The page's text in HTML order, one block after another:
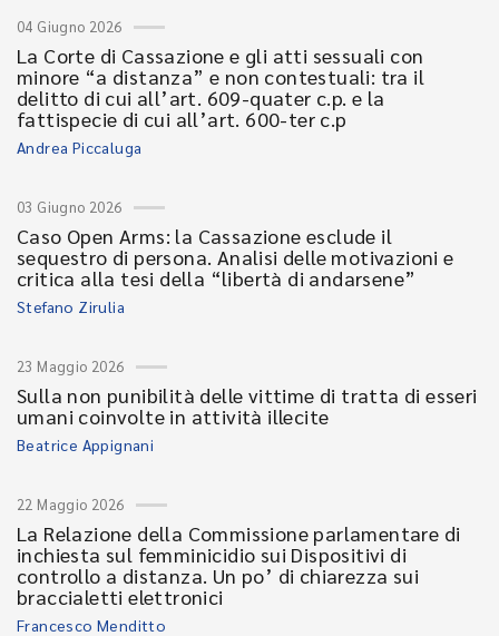
04 Giugno 2026
La Corte di Cassazione e gli atti sessuali con
minore “a distanza” e non contestuali: tra il
delitto di cui all’art. 609-quater c.p. e la
fattispecie di cui all’art. 600-ter c.p
Andrea Piccaluga
03 Giugno 2026
Caso Open Arms: la Cassazione esclude il
sequestro di persona. Analisi delle motivazioni e
critica alla tesi della “libertà di andarsene”
Stefano Zirulia
23 Maggio 2026
Sulla non punibilità delle vittime di tratta di esseri
umani coinvolte in attività illecite
Beatrice Appignani
22 Maggio 2026
La Relazione della Commissione parlamentare di
inchiesta sul femminicidio sui Dispositivi di
controllo a distanza. Un po’ di chiarezza sui
braccialetti elettronici
Francesco Menditto